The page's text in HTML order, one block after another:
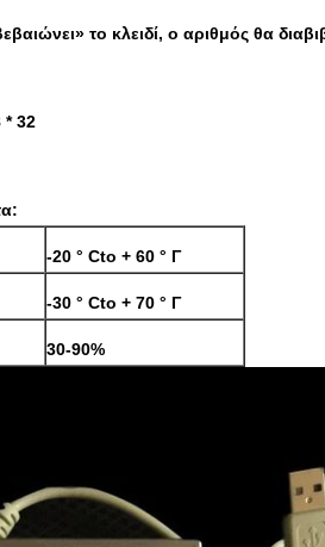
το κλειδί, ο αριθμός θα
* 32
-20 ° Cto + 60 ° Γ
-30 ° Cto + 70 ° Γ
30-90%